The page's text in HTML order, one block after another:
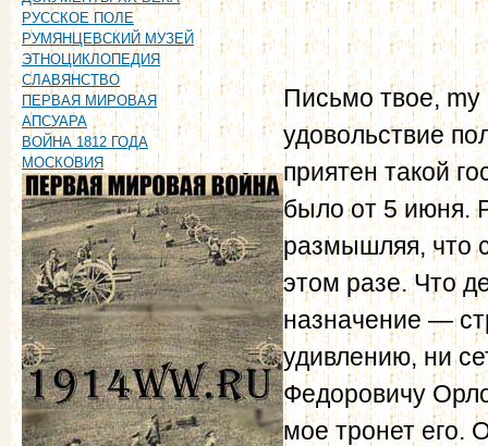
РУССКОЕ ПОЛЕ
РУМЯНЦЕВСКИЙ МУЗЕЙ
ЭТНОЦИКЛОПЕДИЯ
СЛАВЯНСТВО
ПЕРВАЯ МИРОВАЯ
АПСУАРА
ВОЙНА 1812 ГОДА
МОСКОВИЯ
Письмо твое,
удовольствие
приятен такой
было от 5 июня.
размышляя, что
этом разе. Что
назначение —
удивлению, ни
Федоровичу
мое тронет его.